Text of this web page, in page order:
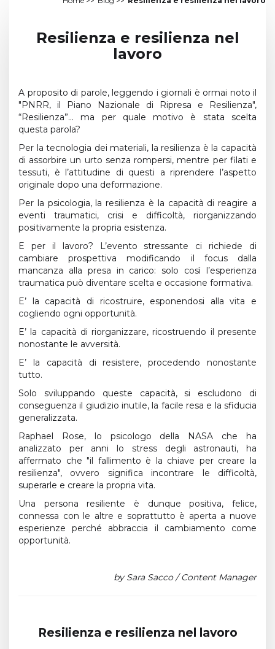
Resilienza e resilienza nel
lavoro
A proposito di parole, leggendo i giornali è ormai noto il
"PNRR, il Piano Nazionale di Ripresa e Resilienza",
“Resilienza”… ma per quale motivo è stata scelta
questa parola?
Per la tecnologia dei materiali, la resilienza è la capacità
di assorbire un urto senza rompersi, mentre per filati e
tessuti, è l’attitudine di questi a riprendere l’aspetto
originale dopo una deformazione.
Per la psicologia, la resilienza è la capacità di reagire a
eventi traumatici, crisi e difficoltà, riorganizzando
positivamente la propria esistenza.
E per il lavoro? L’evento stressante ci richiede di
cambiare prospettiva modificando il focus dalla
mancanza alla presa in carico: solo così l’esperienza
traumatica può diventare scelta e occasione formativa.
E’ la capacità di ricostruire, esponendosi alla vita e
cogliendo ogni opportunità.
E’ la capacità di riorganizzare, ricostruendo il presente
nonostante le avversità.
E’ la capacità di resistere, procedendo nonostante
tutto.
Solo sviluppando queste capacità, si escludono di
conseguenza il giudizio inutile, la facile resa e la sfiducia
generalizzata.
Raphael Rose, lo psicologo della NASA che ha
analizzato per anni lo stress degli astronauti, ha
affermato che "il fallimento è la chiave per creare la
resilienza", ovvero significa incontrare le difficoltà,
superarle e creare la propria vita.
Una persona resiliente è dunque positiva, felice,
connessa con le altre e soprattutto è aperta a nuove
esperienze perché abbraccia il cambiamento come
opportunità.
by Sara Sacco / Content Manager
Resilienza e resilienza nel lavoro